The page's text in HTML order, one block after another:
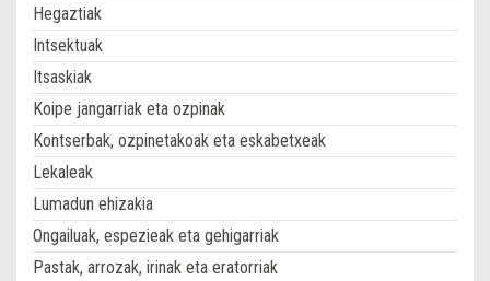
Hegaztiak
Intsektuak
Itsaskiak
Koipe jangarriak eta ozpinak
Kontserbak, ozpinetakoak eta eskabetxeak
Lekaleak
Lumadun ehizakia
Ongailuak, espezieak eta gehigarriak
Pastak, arrozak, irinak eta eratorriak